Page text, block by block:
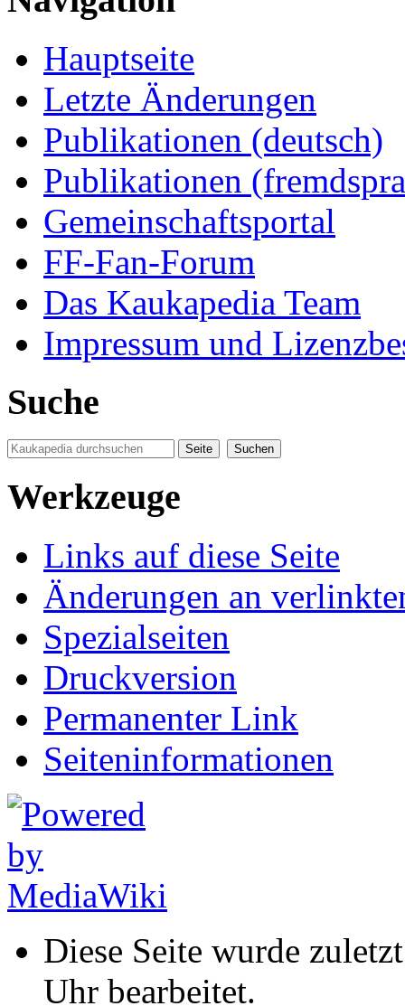
Hauptseite
Letzte Änderungen
Publikationen (deutsch)
Publikationen
Gemeinschaftsportal
FF-Fan-Forum
Das Kaukapedia Team
Impressum und
Suche
Werkzeuge
Links auf diese Seite
Änderungen an
Spezialseiten
Druckversion
Permanenter Link
Seiten­informationen
Diese Seite wurde
Uhr bearbeitet.